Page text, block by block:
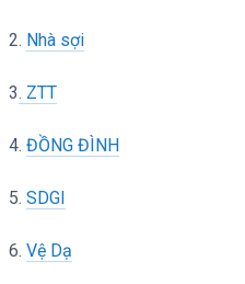
2. Nhà sợi
3. ZTT
4. ĐỒNG ĐÌNH
5. SDGI
6. Vệ Dạ